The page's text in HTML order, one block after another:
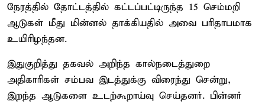
நேரத்தில் தோட்டத்தில் கட்டப்பட்டிருந்த 15 செம்மறி
ஆடுகள் மீது மின்னல் தாக்கியதில் அவை பரிதாபமாக
உயிரிழந்தன.
இதுகுறித்து தகவல் அறிந்த கால்நடைத்துறை
அதிகாரிகள் சம்பவ இடத்துக்கு விரைந்து சென்று,
இறந்த ஆடுகளை உடற்கூறாய்வு செய்தனர். பின்னர்